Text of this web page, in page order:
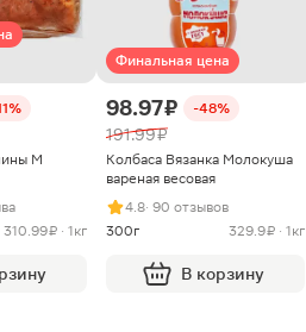
М
310.99 ₽ · 1кг
Финальная цена
98.97 ₽ -48%
191.99 ₽
Колбаса Вязанка Молокуша
вареная весовая
4.8· 90 отзывов
300г
329.9 ₽ · 1кг
В корзину